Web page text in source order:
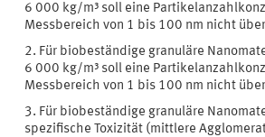
6 000 kg/m³ soll eine
Messbereich von 1 bis 100 nm nicht
Für biobeständige granuläre
6 000 kg/m³ soll eine
Messbereich von 1 bis 100 nm nicht
Für biobeständige granuläre
spezifische Toxizität (mittlere